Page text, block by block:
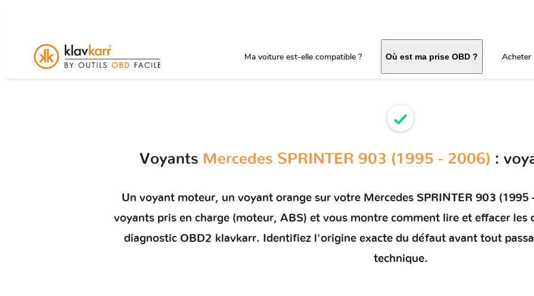
Ma voiture est-elle compatible ? Où est ma prise OBD ? Acheter
Voyants Mercedes SPRINTER 903 (1995 - 2006) :
Un voyant moteur, un voyant orange sur votre Mercedes SPRINTER 903 (1995
voyants pris en charge (moteur, ABS) et vous montre comment lire et effacer les
diagnostic OBD2 klavkarr. Identifiez l'origine exacte du défaut avant tout
technique.